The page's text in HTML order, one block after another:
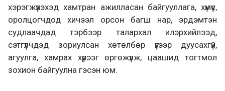
хэрэгжүүлэхэд хамтран ажилласан байгууллага, хүмүүс,
оролцогчдод хичээл орсон багш нар, эрдэмтэн
судлаачдад тэрбээр талархал илэрхийлээд,
сэтгүүлчдэд зориулсан хөтөлбөр үүгээр дуусахгүй,
агуулга, хамрах хүрээг өргөжүүлж, цаашид тогтмол
зохион байгуулна гэсэн юм.